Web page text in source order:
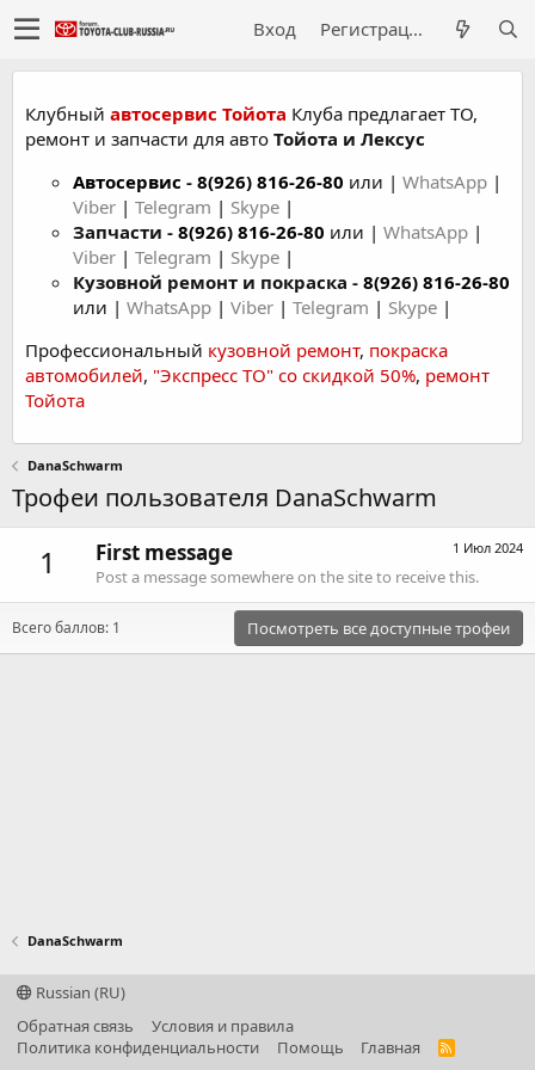
Вход Регистрация
Клубный автосервис Тойота Клуба предлагает ТО,
ремонт и запчасти для авто Тойота и Лексус
Автосервис - 8(926) 816-26-80 или | WhatsApp |
Viber | Telegram | Skype |
Запчасти - 8(926) 816-26-80 или | WhatsApp |
Viber | Telegram | Skype |
Кузовной ремонт и покраска - 8(926) 816-26-80
или | WhatsApp | Viber | Telegram | Skype |
Профессиональный кузовной ремонт, покраска
автомобилей, "Экспресс ТО" со скидкой 50%, ремонт
Тойота
DanaSchwarm
Трофеи пользователя DanaSchwarm
1 1 Июл 2024
First message
Post a message somewhere on the site to receive this.
Всего баллов: 1 Посмотреть все доступные трофеи
DanaSchwarm
Russian (RU)
Обратная связь
Условия и правила
Политика конфиденциальности
Помощь Главная
R